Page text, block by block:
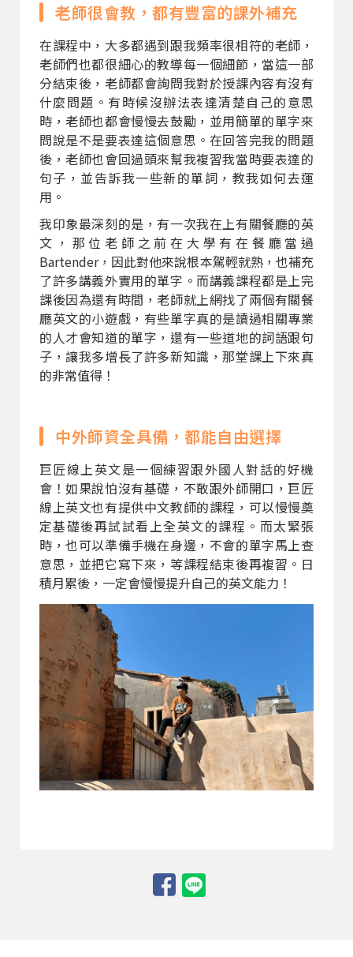
老師很會教，都有豐富的課外補充
在課程中，大多都遇到跟我頻率很相符的老師，
老師們也都很細心的教導每一個細節，當這一部
分結束後，老師都會詢問我對於授課內容有沒有
什麼問題。有時候沒辦法表達清楚自己的意思
時，老師也都會慢慢去鼓勵，並用簡單的單字來
問說是不是要表達這個意思。在回答完我的問題
後，老師也會回過頭來幫我複習我當時要表達的
句子，並告訴我一些新的單詞，教我如何去運
用。
我印象最深刻的是，有一次我在上有關餐廳的英
文，那位老師之前在大學有在餐廳當過
Bartender，因此對他來說根本駕輕就熟，也補充
了許多講義外實用的單字。而講義課程都是上完
課後因為還有時間，老師就上網找了兩個有關餐
廳英文的小遊戲，有些單字真的是讀過相關專業
的人才會知道的單字，還有一些道地的詞語跟句
子，讓我多增長了許多新知識，那堂課上下來真
的非常值得！
中外師資全具備，都能自由選擇
巨匠線上英文是一個練習跟外國人對話的好機
會！如果說怕沒有基礎，不敢跟外師開口，巨匠
線上英文也有提供中文教師的課程，可以慢慢奠
定基礎後再試試看上全英文的課程。而太緊張
時，也可以準備手機在身邊，不會的單字馬上查
意思，並把它寫下來，等課程結束後再複習。日
積月累後，一定會慢慢提升自己的英文能力！